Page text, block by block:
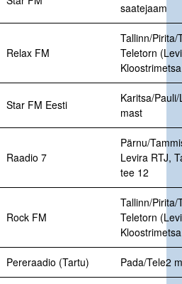
saatejaam
Relax FM
Tallinn/Pirita/
Teletorn
Star FM Eesti
Karitsa/
mast
Raadio 7
Pärnu/
Levira RTJ,
tee 12
Rock FM
Tallinn/Pirita/
Teletorn
Pereraadio (Tartu) Pada/Tele2